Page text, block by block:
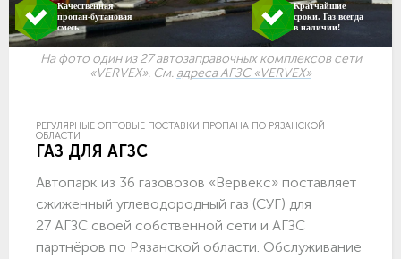
Качественная
пропан-бутановая
смесь
Кратчайшие
сроки. Газ всегда
в наличии!
На фото один из 27 автозаправочных комплексов сети
«VERVEX». См. адреса АГЗС «VERVEX»
РЕГУЛЯРНЫЕ ОПТОВЫЕ ПОСТАВКИ ПРОПАНА ПО РЯЗАНСКОЙ
ОБЛАСТИ
ГАЗ ДЛЯ АГЗС
Автопарк из 36 газовозов «Вервекс» поставляет
сжиженный углеводородный газ (СУГ) для
27 АГЗС своей собственной сети и АГЗС
партнёров по Рязанской области. Обслуживание